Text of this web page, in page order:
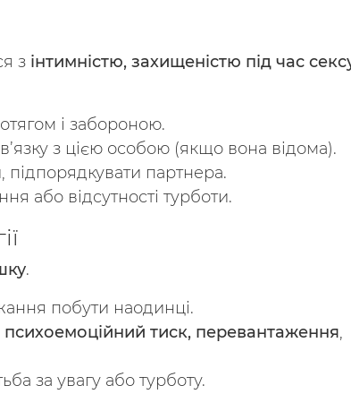
з інтимністю, захищеністю під час
і забороною.
з цією особою (якщо вона відома).
партнера.
або відсутності турботи.
.
побути наодинці.
психоемоційний тиск, перевантаження,
за увагу або турботу.